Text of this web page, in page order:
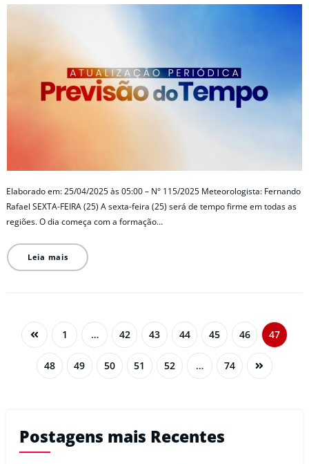
Elaborado em: 25/04/2025 às 05:00 – N° 115/2025 Meteorologista: Fernando
Rafael SEXTA-FEIRA (25) A sexta-feira (25) será de tempo firme em todas as
regiões. O dia começa com a formação…
Leia mais
1 … 42 43 44 45 46 47
48 49 50 51 52 … 74
Postagens mais Recentes